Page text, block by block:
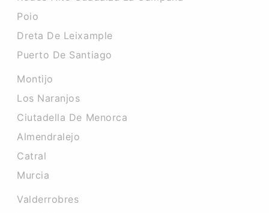
Poio
Dreta De Leixample
Puerto De Santiago
Montijo
Los Naranjos
Ciutadella De Menorca
Almendralejo
Catral
Murcia
Valderrobres